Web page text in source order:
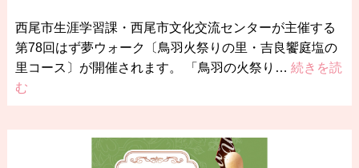
西尾市生涯学習課・西尾市文化交流センターが主催する
第78回はず夢ウォーク〔鳥羽火祭りの里・吉良饗庭塩の
里コース〕が開催されます。 「鳥羽の火祭り… 続きを読
む